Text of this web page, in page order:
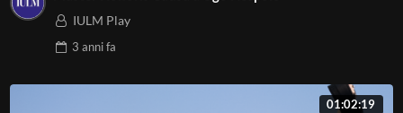
IULM Play
3 annifa
01:02:19